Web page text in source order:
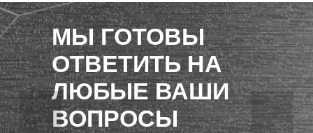
МЫ ГОТОВЫ
ОТВЕТИТЬ НА
ЛЮБЫЕ ВАШИ
ВОПРОСЫ